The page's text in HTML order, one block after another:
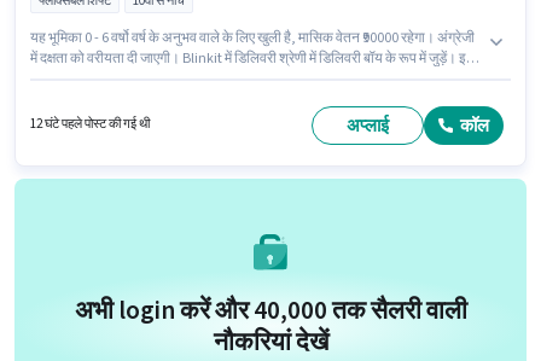
यह भूमिका 0 - 6 वर्षो वर्ष के अनुभव वाले के लिए खुली है, मासिक वेतन ₹90000 रहेगा। अंग्रेजी
में दक्षता को वरीयता दी जाएगी। Blinkit में डिलिवरी श्रेणी में डिलिवरी बॉय के रूप में जुड़ें। इस
12 घंटे पहले पोस्ट की गई थी अप्लाई कॉल
अभी login करें और ₹40,000 तक सैलरी वाली
नौकरियां देखें